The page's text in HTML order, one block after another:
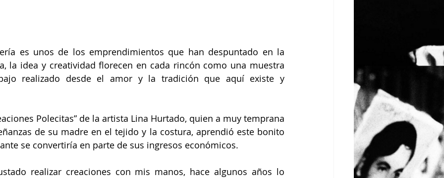
es unos de los emprendimientos que han despuntado en la
la idea y creatividad florecen en cada rincón como una muestra
realizado desde el amor y la tradición que aquí existe y
Polecitas” de la artista Lina Hurtado, quien a muy temprana
de su madre en el tejido y la costura, aprendió este bonito
se convertiría en parte de sus ingresos económicos.
realizar creaciones con mis manos, hace algunos años lo